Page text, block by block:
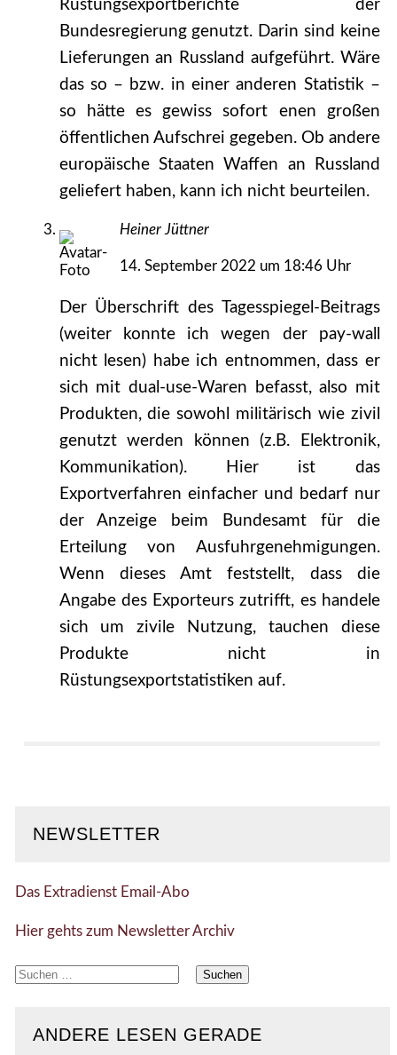
Rüstungsexportberichte der
Bundesregierung genutzt. Darin sind keine
Lieferungen an Russland aufgeführt. Wäre
das so – bzw. in einer anderen Statistik –
so hätte es gewiss sofort enen großen
öffentlichen Aufschrei gegeben. Ob andere
europäische Staaten Waffen an Russland
geliefert haben, kann ich nicht beurteilen.
Heiner Jüttner
14. September 2022 um 18:46 Uhr
Der Überschrift des Tagesspiegel-Beitrags
(weiter konnte ich wegen der pay-wall
nicht lesen) habe ich entnommen, dass er
sich mit dual-use-Waren befasst, also mit
Produkten, die sowohl militärisch wie zivil
genutzt werden können (z.B. Elektronik,
Kommunikation). Hier ist das
Exportverfahren einfacher und bedarf nur
der Anzeige beim Bundesamt für die
Erteilung von Ausfuhrgenehmigungen.
Wenn dieses Amt feststellt, dass die
Angabe des Exporteurs zutrifft, es handele
sich um zivile Nutzung, tauchen diese
Produkte nicht in
Rüstungsexportstatistiken auf.
NEWSLETTER
Das Extradienst Email-Abo
Hier gehts zum Newsletter Archiv
Suchen
ANDERE LESEN GERADE